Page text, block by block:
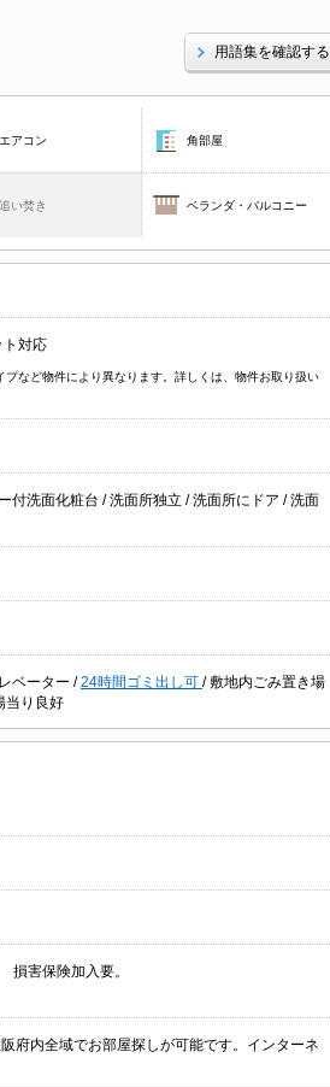
用語集を確認する
エアコン 角部屋
追い焚き ベランダ・バルコニー
ト対応
など物件により異なります。詳しくは、物件お取り扱い
付洗面化粧台 /洗面所独立 /洗面所にドア /洗面
ベーター /24時間ゴミ出し可 /敷地内ごみ置き場
当り良好
損害保険加入要。
府内全域でお部屋探しが可能です。インターネ